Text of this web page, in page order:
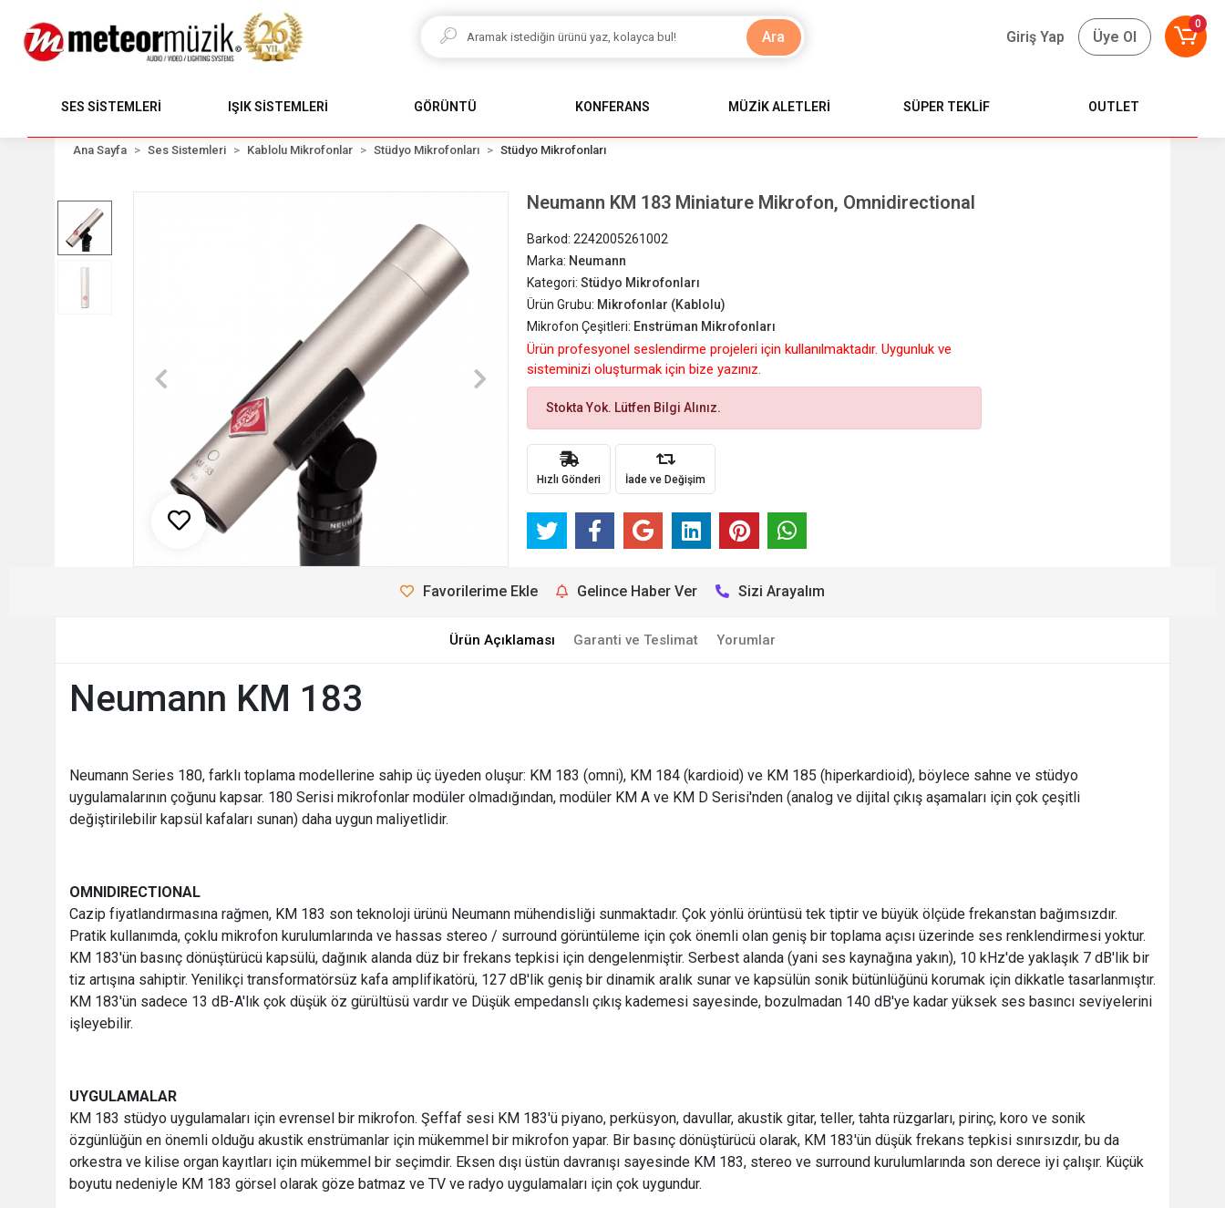
Ara Giriş Yap Üye Ol
0
SES SİSTEMLERİ IŞIK SİSTEMLERİ GÖRÜNTÜ KONFERANS MÜZİK ALETLERİ SÜPER TEKLİF OUTLET
Ana Sayfa Ses Sistemleri Kablolu Mikrofonlar Stüdyo Mikrofonları Stüdyo Mikrofonları
Neumann KM 183 Miniature Mikrofon, Omnidirectional
Barkod:2242005261002
Marka: Neumann
Kategori:Stüdyo Mikrofonları
Ürün Grubu: Mikrofonlar (Kablolu)
Mikrofon Çeşitleri: Enstrüman Mikrofonları
Ürün profesyonel seslendirme projeleri için kullanılmaktadır. Uygunluk ve
sisteminizi oluşturmak için bize yazınız.
Stokta Yok. Lütfen Bilgi Alınız.
Hızlı Gönderi İade ve Değişim
Favorilerime Ekle Gelince Haber Ver Sizi Arayalım
Ürün Açıklaması Garanti ve Teslimat Yorumlar
Neumann KM 183
Neumann Series 180, farklı toplama modellerine sahip üç üyeden oluşur: KM 183 (omni), KM 184 (kardioid) ve KM 185 (hiperkardioid), böylece sahne ve stüdyo
uygulamalarının çoğunu kapsar. 180 Serisi mikrofonlar modüler olmadığından, modüler KM A ve KM D Serisi'nden (analog ve dijital çıkış aşamaları için çok çeşitli
değiştirilebilir kapsül kafaları sunan) daha uygun maliyetlidir.
OMNIDIRECTIONAL
Cazip fiyatlandırmasına rağmen, KM 183 son teknoloji ürünü Neumann mühendisliği sunmaktadır. Çok yönlü örüntüsü tek tiptir ve büyük ölçüde frekanstan bağımsızdır.
Pratik kullanımda, çoklu mikrofon kurulumlarında ve hassas stereo / surround görüntüleme için çok önemli olan geniş bir toplama açısı üzerinde ses renklendirmesi yoktur.
KM 183'ün basınç dönüştürücü kapsülü, dağınık alanda düz bir frekans tepkisi için dengelenmiştir. Serbest alanda (yani ses kaynağına yakın), 10 kHz'de yaklaşık 7 dB'lik bir
tiz artışına sahiptir. Yenilikçi transformatörsüz kafa amplifikatörü, 127 dB'lik geniş bir dinamik aralık sunar ve kapsülün sonik bütünlüğünü korumak için dikkatle tasarlanmıştır.
KM 183'ün sadece 13 dB-A'lık çok düşük öz gürültüsü vardır ve Düşük empedanslı çıkış kademesi sayesinde, bozulmadan 140 dB'ye kadar yüksek ses basıncı seviyelerini
işleyebilir.
UYGULAMALAR
KM 183 stüdyo uygulamaları için evrensel bir mikrofon. Şeffaf sesi KM 183'ü piyano, perküsyon, davullar, akustik gitar, teller, tahta rüzgarları, pirinç, koro ve sonik
özgünlüğün en önemli olduğu akustik enstrümanlar için mükemmel bir mikrofon yapar. Bir basınç dönüştürücü olarak, KM 183'ün düşük frekans tepkisi sınırsızdır, bu da
orkestra ve kilise organ kayıtları için mükemmel bir seçimdir. Eksen dışı üstün davranışı sayesinde KM 183, stereo ve surround kurulumlarında son derece iyi çalışır. Küçük
boyutu nedeniyle KM 183 görsel olarak göze batmaz ve TV ve radyo uygulamaları için çok uygundur.